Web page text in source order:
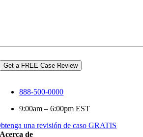
Get a FREE Case Review
888-500-0000
9:00am – 6:00pm EST
una revisión de caso GRATIS
Acerca de